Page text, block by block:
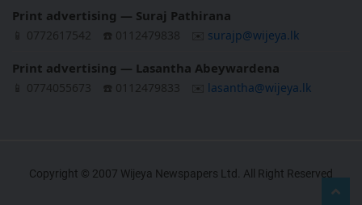
Print advertising — Suraj Pathirana
📱 0772617542 ☎️ 0112479838 ✉️ surajp@wijeya.lk
Print advertising — Lasantha Abeywardena
📱 0774055673 ☎️ 0112479833 ✉️ lasantha@wijeya.lk
Copyright © 2007 Wijeya Newspapers Ltd. All Right Reserved